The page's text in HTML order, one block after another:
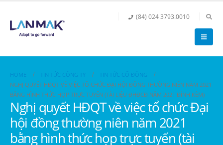
(84) 024 3793.0010
HOME TIN TỨC CÔNG TY
TIN TỨC CỔ ĐÔNG
NGHỊ QUYẾT HĐQT VỀ VIỆC TỔ CHỨC ĐẠI HỘI ĐỒNG THƯỜNG NIÊN NĂM 2021
BẰNG HÌNH THỨC HỌP TRỰC TUYẾN (TÀI LIỆU ĐHĐCĐ NĂM 2021 ĐÍNH KÈM)
Nghị quyết HĐQT về việc tổ chức Đại
hội đồng thường niên năm 2021
bằng hình thức họp trực tuyến (tài